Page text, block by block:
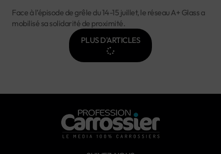
Face à l’épisode de grêle du 14-15 juillet, le réseau A+ Glass a
mobilisé sa solidarité de proximité.
PLUS D'ARTICLES